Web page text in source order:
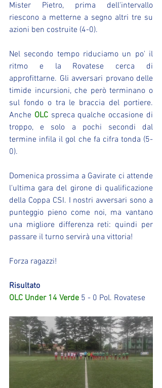
Mister Pietro, prima dell'intervallo
riescono a metterne a segno altri tre su
azioni ben costruite (4-0).
Nel secondo tempo riduciamo un po' il
ritmo e la Rovatese cerca di
approfittarne. Gli avversari provano delle
timide incursioni, che però terminano o
sul fondo o tra le braccia del portiere.
Anche OLC spreca qualche occasione di
troppo, e solo a pochi secondi dal
termine infila il gol che fa cifra tonda (5-
0).
Domenica prossima a Gavirate ci attende
l'ultima gara del girone di qualificazione
della Coppa CSI. I nostri avversari sono a
punteggio pieno come noi, ma vantano
una migliore differenza reti: quindi per
passare il turno servirà una vittoria!
Forza ragazzi!
Risultato
OLC Under 14 Verde 5 - 0 Pol. Rovatese